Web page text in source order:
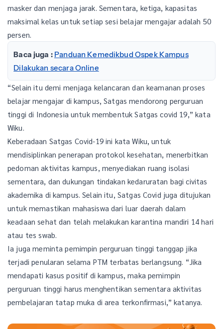
masker dan menjaga jarak. Sementara, ketiga, kapasitas
maksimal kelas untuk setiap sesi belajar mengajar adalah 50
persen.
Baca juga : Panduan Kemedikbud Ospek Kampus
Dilakukan secara Online
“Selain itu demi menjaga kelancaran dan keamanan proses
belajar mengajar di kampus, Satgas mendorong perguruan
tinggi di Indonesia untuk membentuk Satgas covid 19,” kata
Wiku.
Keberadaan Satgas Covid-19 ini kata Wiku, untuk
mendisiplinkan penerapan protokol kesehatan, menerbitkan
pedoman aktivitas kampus, menyediakan ruang isolasi
sementara, dan dukungan tindakan kedaruratan bagi civitas
akademika di kampus. Selain itu, Satgas Covid juga ditujukan
untuk memastikan mahasiswa dari luar daerah dalam
keadaan sehat dan telah melakukan karantina mandiri 14 hari
atau tes swab.
Ia juga meminta pemimpin perguruan tinggi tanggap jika
terjadi penularan selama PTM terbatas berlangsung. “Jika
mendapati kasus positif di kampus, maka pemimpin
perguruan tinggi harus menghentikan sementara aktivitas
pembelajaran tatap muka di area terkonfirmasi,” katanya.